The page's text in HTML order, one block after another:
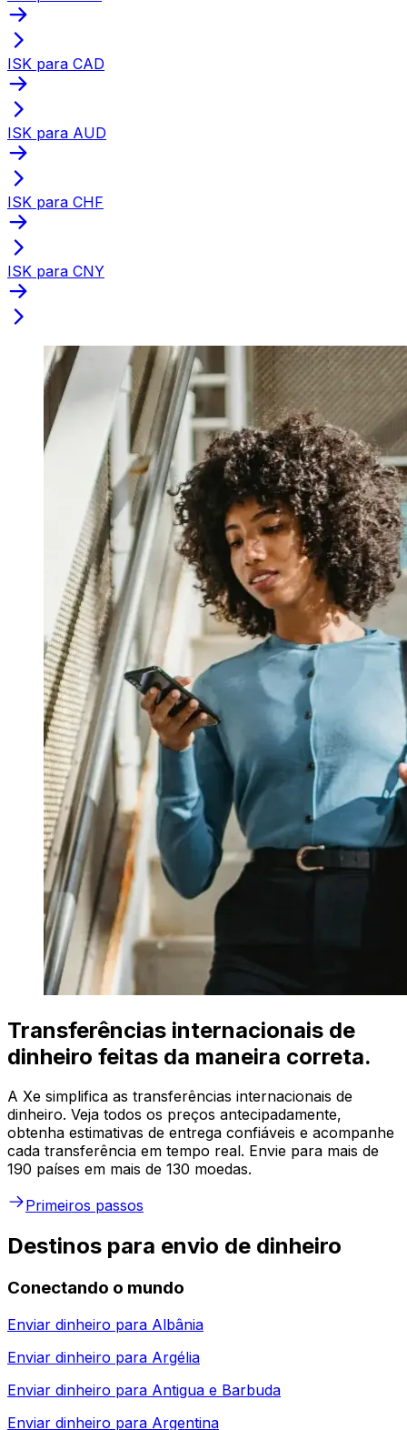
ISK para CAD
ISK para AUD
ISK para CHF
ISK para CNY
Transferências internacionais de
dinheiro feitas da maneira correta.
A Xe simplifica as transferências internacionais de
dinheiro. Veja todos os preços antecipadamente,
obtenha estimativas de entrega confiáveis e acompanhe
cada transferência em tempo real. Envie para mais de
190 países em mais de 130 moedas.
Primeiros passos
Destinos para envio de dinheiro
Conectando o mundo
Enviar dinheiro para Albânia
Enviar dinheiro para Argélia
Enviar dinheiro para Antigua e Barbuda
Enviar dinheiro para Argentina